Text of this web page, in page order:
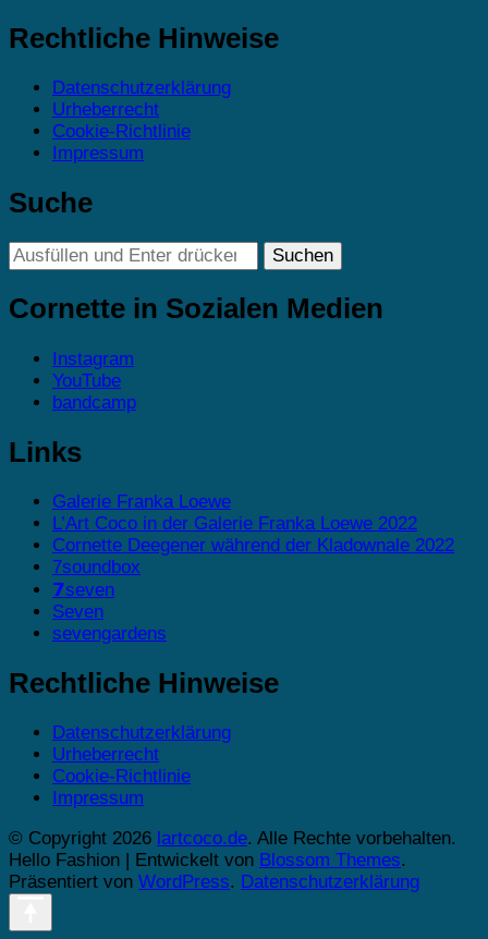
Rechtliche Hinweise
Datenschutzerklärung
Urheberrecht
Cookie-Richtlinie
Impressum
Suche
Suchst
du
nach
etwas?
Cornette in Sozialen Medien
Instagram
YouTube
bandcamp
Links
Galerie Franka Loewe
L’Art Coco in der Galerie Franka Loewe 2022
Cornette Deegener während der Kladownale 2022
7soundbox
𝟳seven
Seven
sevengardens
Rechtliche Hinweise
Datenschutzerklärung
Urheberrecht
Cookie-Richtlinie
Impressum
© Copyright 2026 lartcoco.de. Alle Rechte vorbehalten.
Hello Fashion | Entwickelt von Blossom Themes.
Präsentiert von WordPress. Datenschutzerklärung